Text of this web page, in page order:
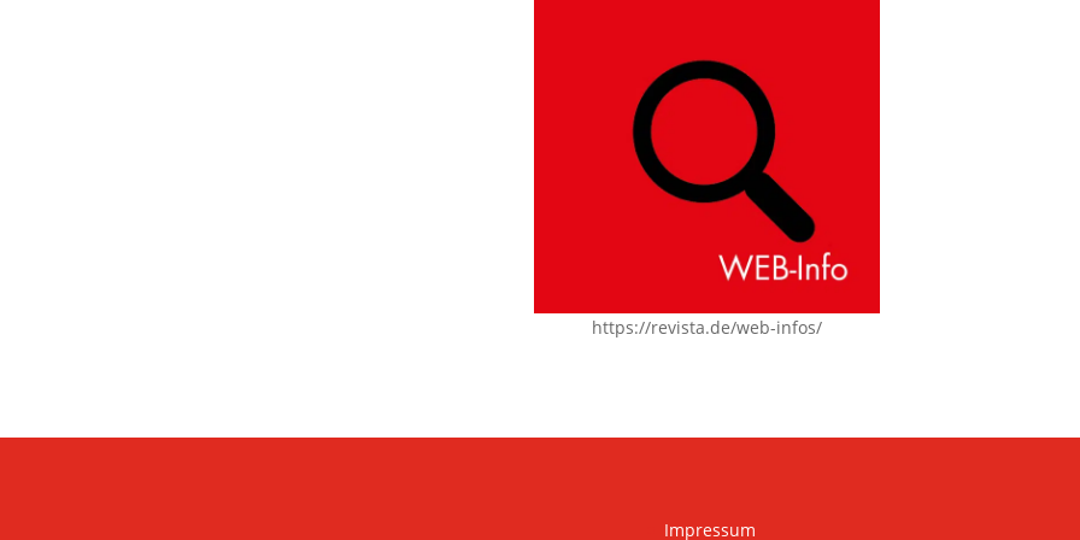
https://revista.de/web-infos/
Impressum